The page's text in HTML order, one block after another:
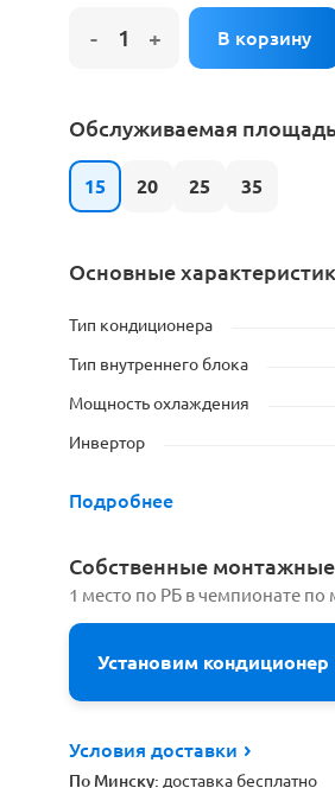
Обслуживаемая
15 20 25 35
Основные
Тип кондиционера
Тип внутреннего блока
Мощность охлаждения
Инвертор
Подробнее
Cобственные
1 место по РБ в чемпионате по
Установим кондиционер
Условия доставки
По Минску: доставка бесплатно